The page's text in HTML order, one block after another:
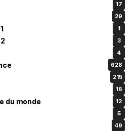
17
29
1
3
4
628
215
16
du monde 12
5
49